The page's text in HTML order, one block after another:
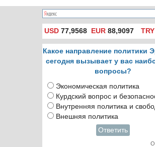
Турцию
USD 77,9568 EUR 88,9097 TRY
Какое направление политики
сегодня вызывает у вас
вопросы?
Экономическая политика
Курдский вопрос и
Внутренняя политика и
Внешняя политика
Ответить